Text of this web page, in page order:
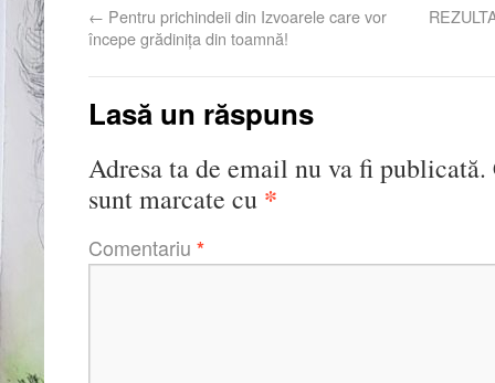
← Pentru prichindeii din Izvoarele care vor
începe grădinița din toamnă!
Lasă un răspuns
Adresa ta de email nu va fi publicată.
sunt marcate cu *
Comentariu *